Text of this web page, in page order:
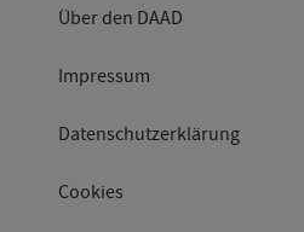
Über den DAAD
Impressum
Datenschutzerklärung
Cookies